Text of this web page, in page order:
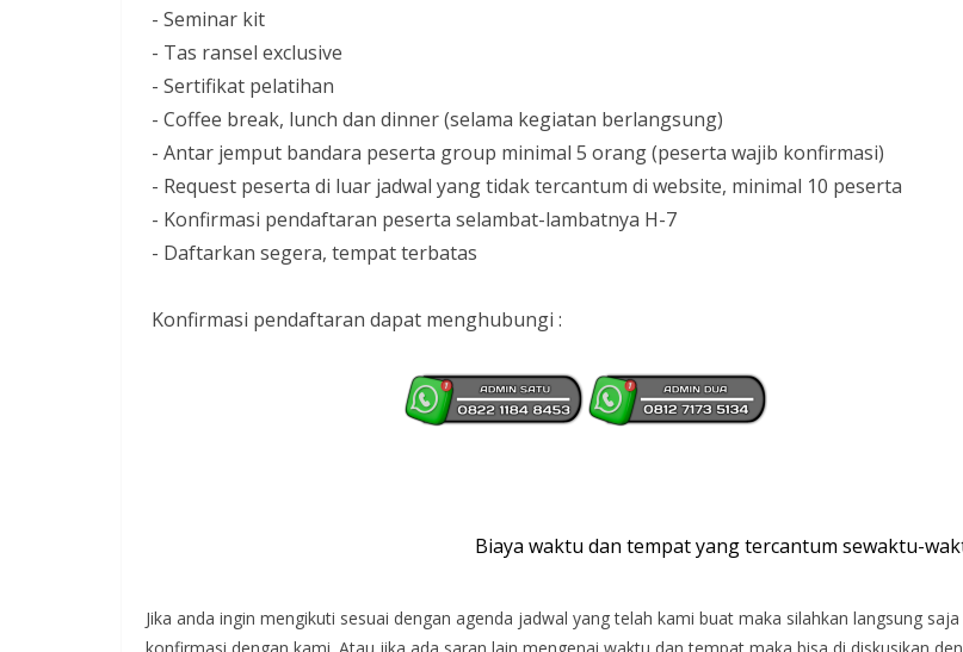
- Seminar kit
- Tas ransel exclusive
- Sertifikat pelatihan
- Coffee break, lunch dan dinner (selama kegiatan berlangsung)
- Antar jemput bandara peserta group minimal 5 orang (peserta wajib konfirmasi)
- Request peserta di luar jadwal yang tidak tercantum di website, minimal 10 peserta
- Konfirmasi pendaftaran peserta selambat-lambatnya H-7
- Daftarkan segera, tempat terbatas
Konfirmasi pendaftaran dapat menghubungi :
Biaya waktu dan tempat yang tercantum sewaktu-waktu dapat
Jika anda ingin mengikuti sesuai dengan agenda jadwal yang telah kami buat maka silahkan langsung saja